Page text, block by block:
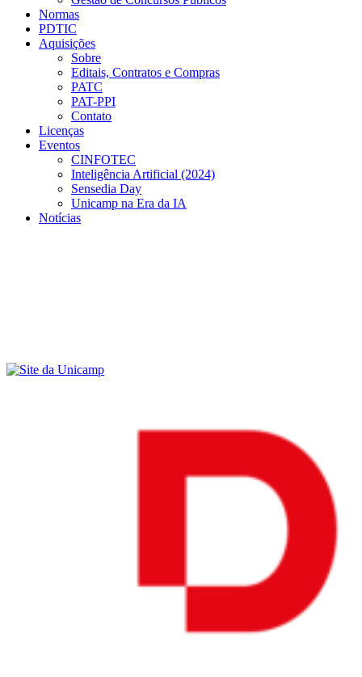
Normas
PDTIC
Aquisições
Sobre
Editais, Contratos e Compras
PATC
PAT-PPI
Contato
Licenças
Eventos
CINFOTEC
Inteligência Artificial (2024)
Sensedia Day
Unicamp na Era da IA
Notícias